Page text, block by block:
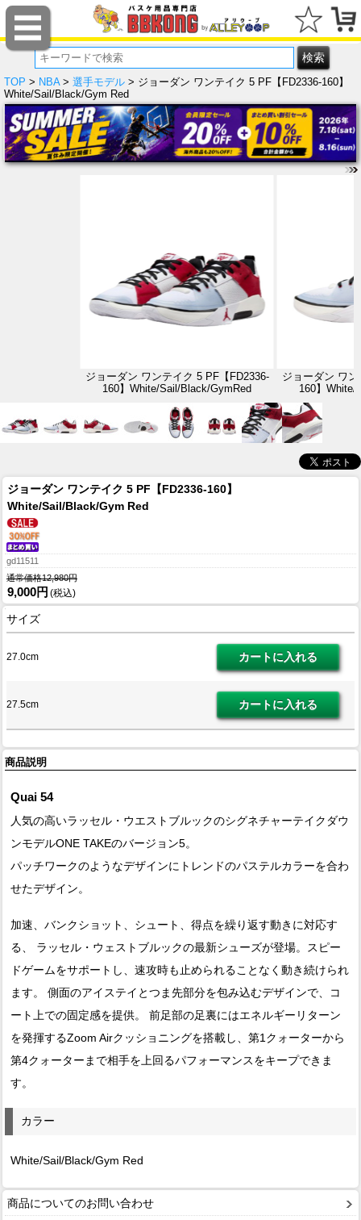
TOP > NBA> 選手モデル > ジョーダン ワンテイク 5 PF【FD2336-160】
White/Sail/Black/Gym Red
ジョーダン ワンテイク 5 PF【FD2336-
160】White/Sail/Black/GymRed
ジョーダン ワ
160】White/
ジョーダン ワンテイク 5 PF【FD2336-160】
White/Sail/Black/Gym Red
gd11511
通常価格12,980円
9,000円 (税込)
サイズ
27.0cm
27.5cm
商品説明
Quai 54
人気の高いラッセル・ウエストブルックのシグネチャーテイクダウ
ンモデルONE TAKEのバージョン5。
パッチワークのようなデザインにトレンドのパステルカラーを合わ
せたデザイン。
加速、バンクショット、シュート、得点を繰り返す動きに対応す
る、 ラッセル・ウェストブルックの最新シューズが登場。スピー
ドゲームをサポートし、速攻時も止められることなく動き続けられ
ます。 側面のアイステイとつま先部分を包み込むデザインで、コ
ート上での固定感を提供。 前足部の足裏にはエネルギーリターン
を発揮するZoom Airクッショニングを搭載し、第1クォーターから
第4クォーターまで相手を上回るパフォーマンスをキープできま
す。
カラー
White/Sail/Black/Gym Red
商品についてのお問い合わせ